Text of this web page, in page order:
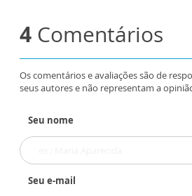
4 Comentários
Os comentários e avaliações são de
seus autores e não representam a
Seu nome
Seu e-mail